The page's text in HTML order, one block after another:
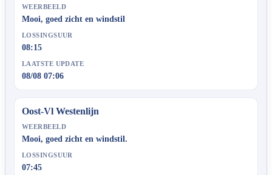
WEERBEELD
Mooi, goed zicht en windstil
LOSSINGSUUR
08:15
LAATSTE UPDATE
08/08 07:06
Oost-Vl Westenlijn
WEERBEELD
Mooi, goed zicht en windstil.
LOSSINGSUUR
07:45